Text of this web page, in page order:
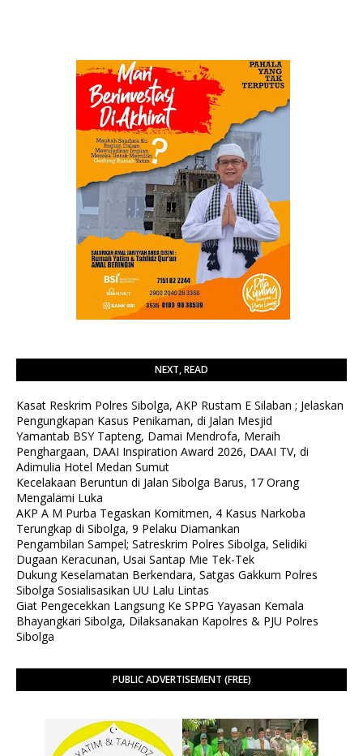
NEXT, READ
Kasat Reskrim Polres Sibolga, AKP Rustam E Silaban ; Jelaskan
Pengungkapan Kasus Penikaman, di Jalan Mesjid
Yamantab BSY Tapteng, Damai Mendrofa, Meraih
Penghargaan, DAAI Inspiration Award 2026, DAAI TV, di
Adimulia Hotel Medan Sumut
Kecelakaan Beruntun di Jalan Sibolga Barus, 17 Orang
Mengalami Luka
AKP A M Purba Tegaskan Komitmen, 4 Kasus Narkoba
Terungkap di Sibolga, 9 Pelaku Diamankan
Pengambilan Sampel; Satreskrim Polres Sibolga, Selidiki
Dugaan Keracunan, Usai Santap Mie Tek-Tek
Dukung Keselamatan Berkendara, Satgas Gakkum Polres
Sibolga Sosialisasikan UU Lalu Lintas
Giat Pengecekkan Langsung Ke SPPG Yayasan Kemala
Bhayangkari Sibolga, Dilaksanakan Kapolres & PJU Polres
Sibolga
PUBLIC ADVERTISEMENT (FREE)